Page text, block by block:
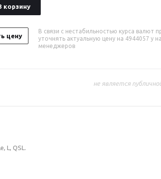
корзину
цену
В связи с нестабильностью курса валют
уточнять актуальную цену на 4944057 у
менеджеров
не является
L, QSL.